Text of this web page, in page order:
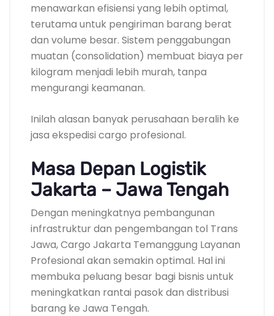
menawarkan efisiensi yang lebih optimal,
terutama untuk pengiriman barang berat
dan volume besar. Sistem penggabungan
muatan (consolidation) membuat biaya per
kilogram menjadi lebih murah, tanpa
mengurangi keamanan.
Inilah alasan banyak perusahaan beralih ke
jasa ekspedisi cargo profesional.
Masa Depan Logistik
Jakarta – Jawa Tengah
Dengan meningkatnya pembangunan
infrastruktur dan pengembangan tol Trans
Jawa, Cargo Jakarta Temanggung Layanan
Profesional akan semakin optimal. Hal ini
membuka peluang besar bagi bisnis untuk
meningkatkan rantai pasok dan distribusi
barang ke Jawa Tengah.